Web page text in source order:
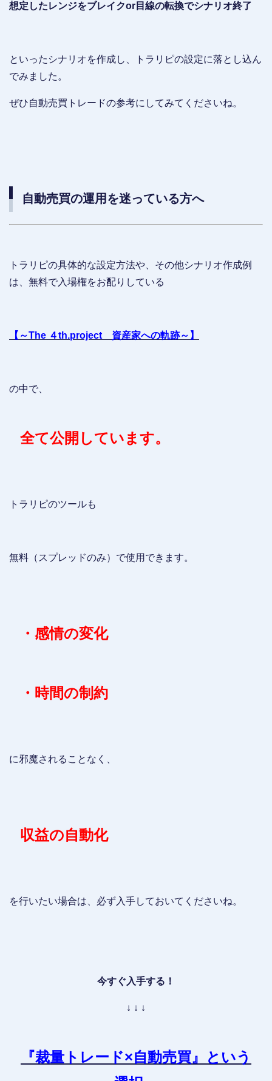
想定したレンジをブレイクor目線の転換でシナリオ終了
といったシナリオを作成し、トラリピの設定に落とし込ん
でみました。
ぜひ自動売買トレードの参考にしてみてくださいね。
自動売買の運用を迷っている方へ
トラリピの具体的な設定方法や、その他シナリオ作成例
は、無料で入場権をお配りしている
【～The ４th.project 資産家への軌跡～】
の中で、
全て公開しています。
トラリピのツールも
無料（スプレッドのみ）で使用できます。
・感情の変化
・時間の制約
に邪魔されることなく、
収益の自動化
を行いたい場合は、必ず入手しておいてくださいね。
今すぐ入手する！
↓ ↓ ↓
『裁量トレード×自動売買』
という